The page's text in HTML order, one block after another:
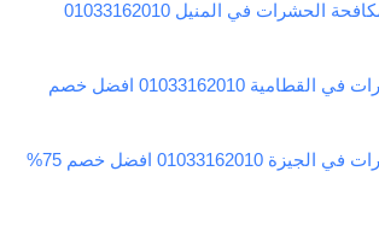
الشركة الالمانية لمكافحة الحشرات في المنيل 01033162010
شركة مكافحة حشرات في القطامية 01033162010 افضل خصم
افضل خصم 75%